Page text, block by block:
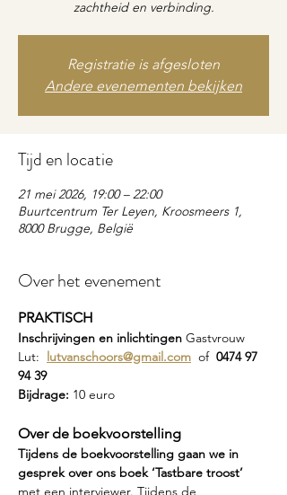
zachtheid en verbinding.
Registratie is afgesloten
Andere evenementen bekijken
Tijd en locatie
21 mei 2026, 19:00 – 22:00
Buurtcentrum Ter Leyen, Kroosmeers 1,
8000 Brugge, België
Over het evenement
PRAKTISCH
Inschrijvingen en inlichtingen Gastvrouw
Lut: lutvanschoors@gmail.com of 0474 97
94 39
Bijdrage: 10 euro
Over de boekvoorstelling
Tijdens de boekvoorstelling gaan we in
gesprek over ons boek ‘Tastbare troost’
met een interviewer. Tijdens de